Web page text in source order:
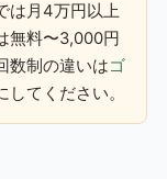
は月4万円以上
無料〜3,000円
数制の違いはゴ
してください。